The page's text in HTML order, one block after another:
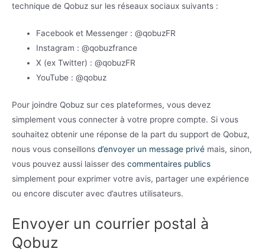
technique de Qobuz sur les réseaux sociaux suivants :
Facebook et Messenger : @qobuzFR
Instagram : @qobuzfrance
X (ex Twitter) : @qobuzFR
YouTube : @qobuz
Pour joindre Qobuz sur ces plateformes, vous devez
simplement vous connecter à votre propre compte. Si vous
souhaitez obtenir une réponse de la part du support de Qobuz,
nous vous conseillons d’envoyer un message privé mais, sinon,
vous pouvez aussi laisser des commentaires publics
simplement pour exprimer votre avis, partager une expérience
ou encore discuter avec d’autres utilisateurs.
Envoyer un courrier postal à
Qobuz